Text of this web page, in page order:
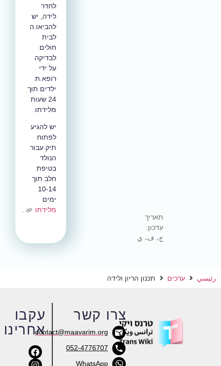
תאריך
עדכון:
ج، ف، ي
לחדר
לידה, יש
להביאו.ה
לבית
חולים
לבדיקה
על ידי
רופא.ת
ילדים תוך
24 שעות
מלידתו.
יש להגיע
לפתוח
תיק עבור
הנולד
בטיפת
חלב תוך
10-14
ימים
מלידתו
.
ערכים תכנון הריון ולידה
עקבו
אחרינו
צרו קשר
contact@maavarim.org
052-4776707
WhatsApp